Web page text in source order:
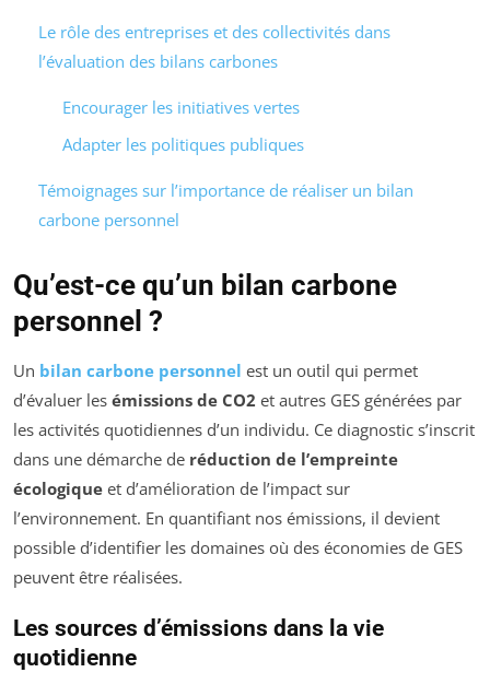
Le rôle des entreprises et des collectivités dans
l’évaluation des bilans carbones
Encourager les initiatives vertes
Adapter les politiques publiques
Témoignages sur l’importance de réaliser un bilan
carbone personnel
Qu’est-ce qu’un bilan carbone
personnel ?
Un bilan carbone personnel est un outil qui permet
d’évaluer les émissions de CO2 et autres GES générées par
les activités quotidiennes d’un individu. Ce diagnostic s’inscrit
dans une démarche de réduction de l’empreinte
écologique et d’amélioration de l’impact sur
l’environnement. En quantifiant nos émissions, il devient
possible d’identifier les domaines où des économies de GES
peuvent être réalisées.
Les sources d’émissions dans la vie
quotidienne